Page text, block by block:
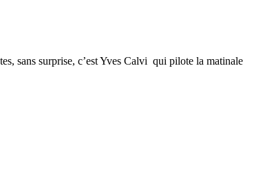
sans surprise, c’est Yves Calvi qui pilote la matinale